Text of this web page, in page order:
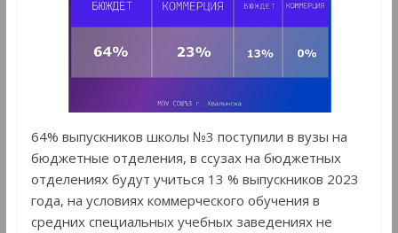
64% выпускников школы №3 поступили в вузы на
бюджетные отделения, в ссузах на бюджетных
отделениях будут учиться 13 % выпускников 2023
года, на условиях коммерческого обучения в
средних специальных учебных заведениях не